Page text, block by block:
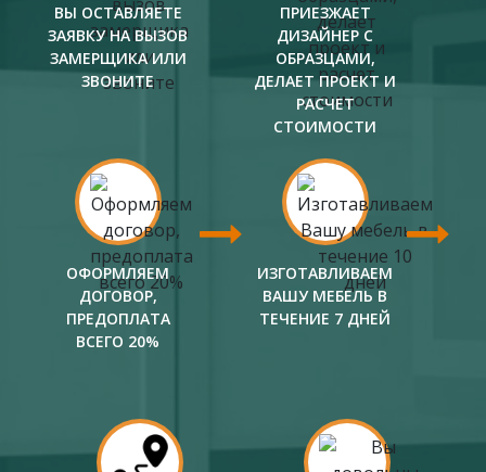
ВЫ ОСТАВЛЯЕТЕ
ЗАЯВКУ НА ВЫЗОВ
ЗАМЕРЩИКА ИЛИ
ЗВОНИТЕ
ПРИЕЗЖАЕТ
ДИЗАЙНЕР С
ОБРАЗЦАМИ,
ДЕЛАЕТ ПРОЕКТ И
РАСЧЕТ
СТОИМОСТИ
ОФОРМЛЯЕМ
ДОГОВОР,
ПРЕДОПЛАТА
ВСЕГО 20%
ИЗГОТАВЛИВАЕМ
ВАШУ МЕБЕЛЬ В
ТЕЧЕНИЕ 7 ДНЕЙ